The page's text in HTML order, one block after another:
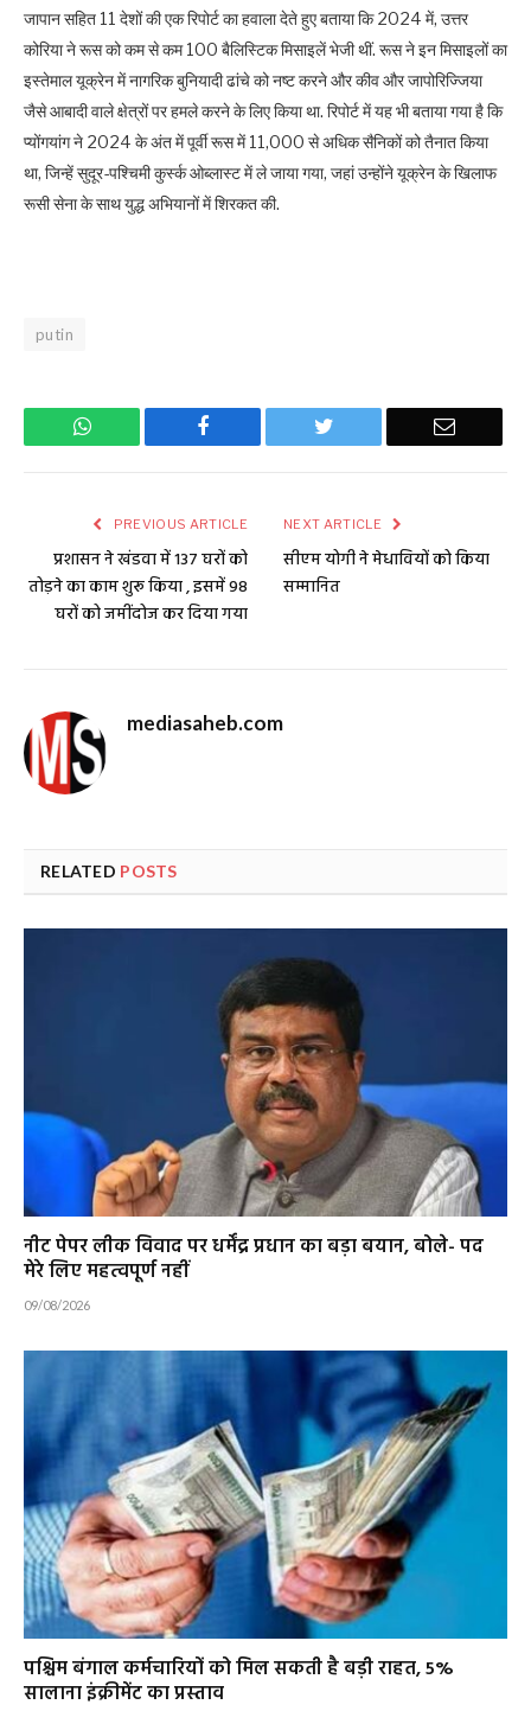
जापान सहित 11 देशों की एक रिपोर्ट का हवाला देते हुए बताया कि 2024 में, उत्तर
कोरिया ने रूस को कम से कम 100 बैलिस्टिक मिसाइलें भेजी थीं. रूस ने इन मिसाइलों का
इस्तेमाल यूक्रेन में नागरिक बुनियादी ढांचे को नष्ट करने और कीव और जापोरिज्जिया
जैसे आबादी वाले क्षेत्रों पर हमले करने के लिए किया था. रिपोर्ट में यह भी बताया गया है कि
प्योंगयांग ने 2024 के अंत में पूर्वी रूस में 11,000 से अधिक सैनिकों को तैनात किया
था, जिन्हें सुदूर-पश्चिमी कुर्स्क ओब्लास्ट में ले जाया गया, जहां उन्होंने यूक्रेन के खिलाफ
रूसी सेना के साथ युद्ध अभियानों में शिरकत की.
putin
WhatsApp Facebook Twitter Email
PREVIOUS ARTICLE
प्रशासन ने खंडवा में 137 घरों को
तोड़ने का काम शुरू किया , इसमें 98
घरों को जमींदोज कर दिया गया
NEXT ARTICLE
सीएम योगी ने मेधावियों को किया
सम्मानित
mediasaheb.com
RELATED POSTS
नीट पेपर लीक विवाद पर धर्मेंद्र प्रधान का बड़ा बयान, बोले- पद
मेरे लिए महत्वपूर्ण नहीं
09/08/2026
पश्चिम बंगाल कर्मचारियों को मिल सकती है बड़ी राहत, 5%
सालाना इंक्रीमेंट का प्रस्ताव